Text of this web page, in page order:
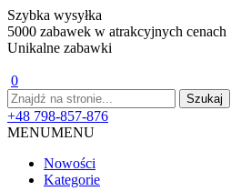
Szybka wysyłka
5000 zabawek w atrakcyjnych cenach
Unikalne zabawki
0
+48 798-857-876
MENUMENU
Nowości
Kategorie